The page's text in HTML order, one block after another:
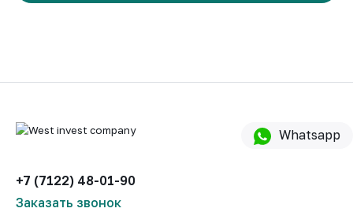
+7 (7122) 48-01-90
Заказать звонок
Whatsapp